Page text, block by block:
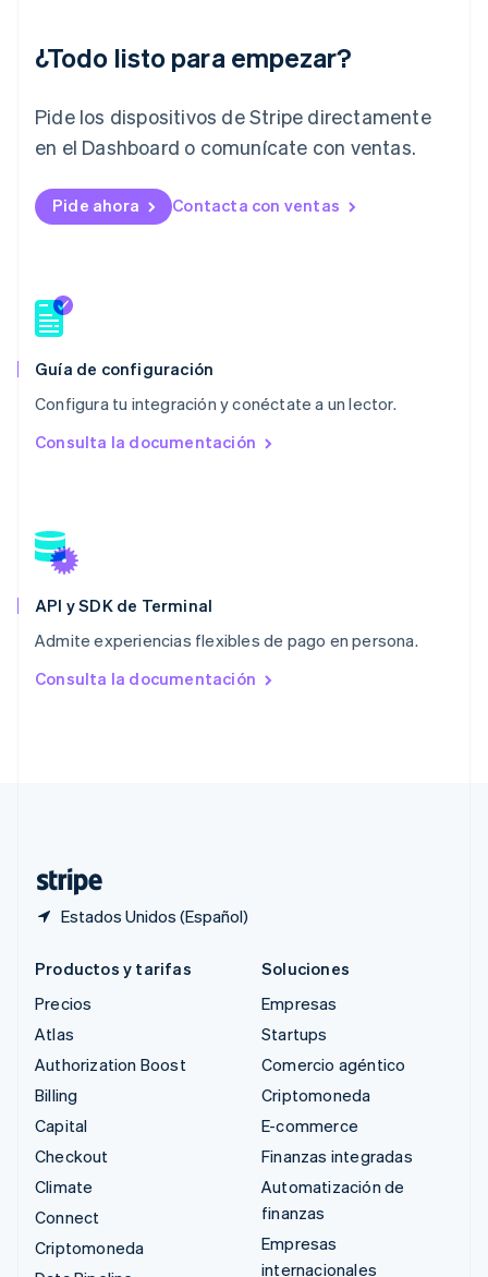
¿Todo listo para empezar?
Pide los dispositivos de Stripe directamente
en el Dashboard o comunícate con ventas.
Pide ahora Contacta con ventas
Guía de configuración
Configura tu integración y conéctate a un lector.
Consulta la documentación
API y SDK de Terminal
Admite experiencias flexibles de pago en persona.
Consulta la documentación
Estados Unidos (Español)
Liechtenstein
DeutschEnglish
English
Luxemburgo
FrançaisDeutschEnglish
English 简体中文
Malta
Noruega
English
Países Bajos
Nederlands English
Polonia
English
Reino Unido
English
English
English
Productos y tarifas
Precios
Atlas
Authorization Boost
Billing
Capital
Checkout
Climate
Connect
Criptomoneda
Soluciones
Empresas
Startups
Comercio agéntico
Criptomoneda
E-commerce
Finanzas integradas
Automatización de
finanzas
Empresas
internacionales